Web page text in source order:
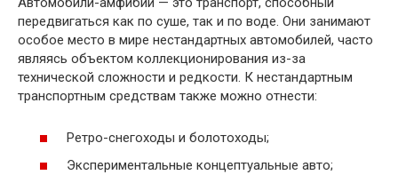
передвигаться как по суше, так и по воде. Они занимают
особое место в мире нестандартных автомобилей, часто
являясь объектом коллекционирования из-за
технической сложности и редкости. К нестандартным
транспортным средствам также можно отнести:
Ретро-снегоходы и болотоходы;
Экспериментальные концептуальные авто;